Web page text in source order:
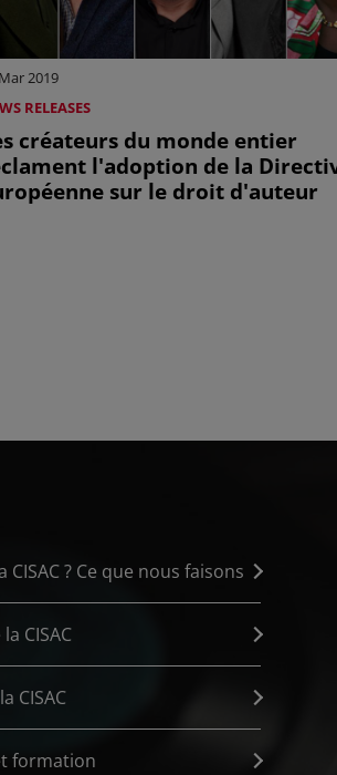
2019
RELEASES
créateurs du monde entier
l'adoption de la
sur le droit d'auteur
CISAC ? Ce que nous faisons
CISAC
CISAC
formation